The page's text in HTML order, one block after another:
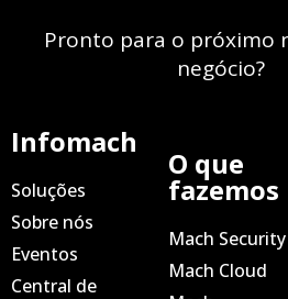
Pronto para o próximo
negócio?
Infomach
Soluções
Sobre nós
Eventos
Central de
O que
fazemos
Mach Security
Mach Cloud